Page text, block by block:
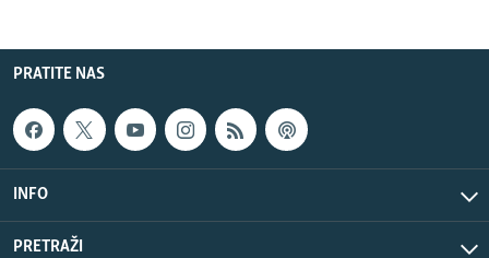
PRATITE NAS
INFO
PRETRAŽI